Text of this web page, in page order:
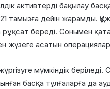
активтерді бақылау
тамызға дейін жарамды.
береді. Сонымен
жүзеге асатын
мүмкіндік
басқа тұлғаларға да